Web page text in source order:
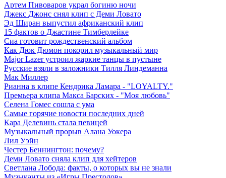
Артем Пивоваров украл богиню ночи
Джекс Джонс снял клип с Деми Ловато
Эд Ширан выпустил африканский клип
15 фактов о Джастине Тимберлейке
Сиа готовит рождественский альбом
Как Дюк Дюмон покорил музыкальный мир
Major Lazer устроил жаркие танцы в пустыне
Русские взяли в заложники Тилля Линдеманна
Мак Миллер
Рианна в клипе Кендрика Ламара - "LOYALTY."
Премьера клипа Макса Барских - "Моя любовь"
Селена Гомес сошла с ума
Самые горячие новости последних дней
Кара Делевинь стала певицей
Музыкальный прорыв Алана Уокера
Лил Уэйн
Честер Беннингтон: почему?
Деми Ловато сняла клип для хейтеров
Светлана Лобода: факты, о которых вы не знали